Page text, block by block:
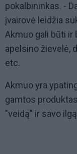
pokalbininkas. -
įvairovė leidžia
Akmuo gali būti ir
apelsino žievelė,
etc.
Akmuo yra
gamtos
"veidą" ir savo